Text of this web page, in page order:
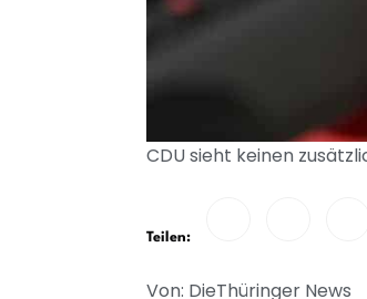
CDU sieht keinen
Teilen:
Von: DieThüringer News